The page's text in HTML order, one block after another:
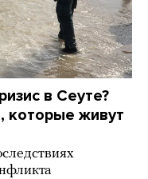
в Сеуте?
которые живут